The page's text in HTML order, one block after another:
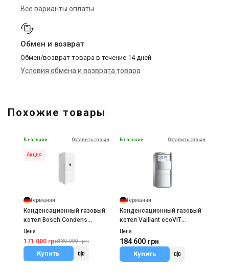
Все варианты оплаты
Обмен и возврат
Обмен/возврат товара в течение 14 дней
Условия обмена и возврата товара
Похожие товары
В наличии Оставить отзыв
Акция
Германия
Конденсационный газовый
котел Bosch Condens
GC5300iWM 24/100 S V2
Цена
171 000 грн180 000 грн
Купить
В наличии Оставить отзыв
Германия
Конденсационный газовый
котел Vaillant ecoVIT
exclusiv VKK 226 /4 INT
Цена
184 600 грн
Купить